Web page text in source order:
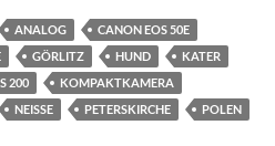
ANALOG
CANON EOS 50E
GÖRLITZ HUND
KATER
200
KOMPAKTKAMERA
NEISSE PETERSKIRCHE
POLEN